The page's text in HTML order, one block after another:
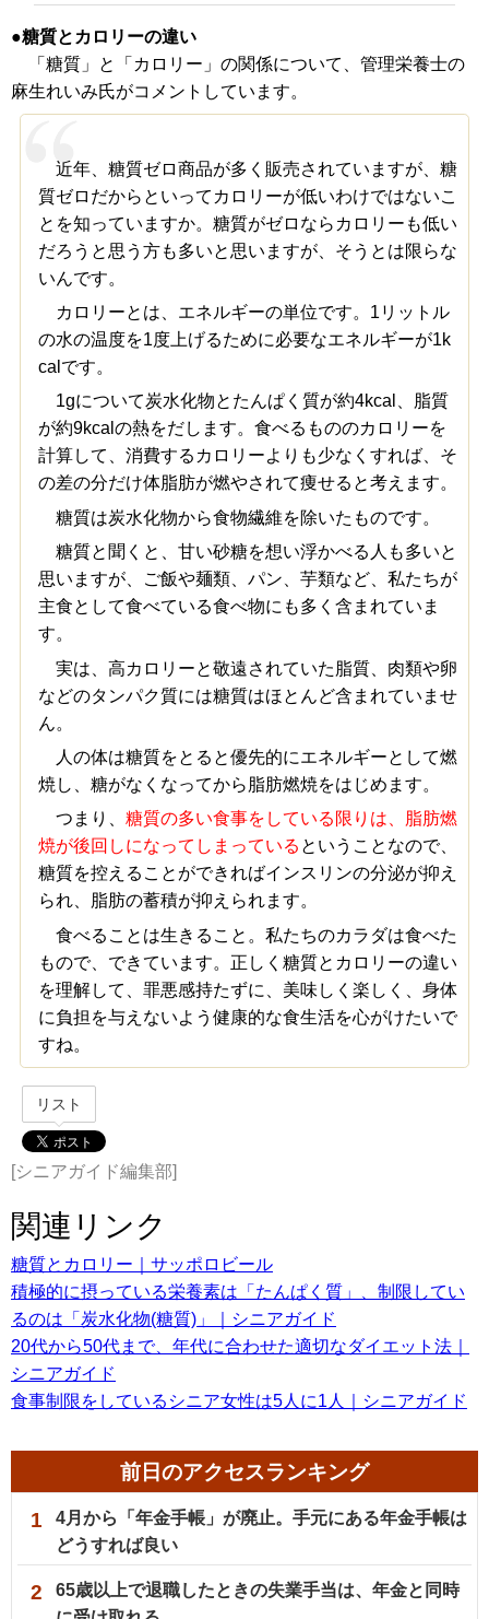
糖質とカロリーの違い
「糖質」と「カロリー」の関係について、管理栄養士の
麻生れいみ氏がコメントしています。
近年、糖質ゼロ商品が多く販売されていますが、糖
質ゼロだからといってカロリーが低いわけではないこ
とを知っていますか。糖質がゼロならカロリーも低い
だろうと思う方も多いと思いますが、そうとは限らな
いんです。
カロリーとは、エネルギーの単位です。1リットル
の水の温度を1度上げるために必要なエネルギーが1k
calです。
1gについて炭水化物とたんぱく質が約4kcal、脂質
が約9kcalの熱をだします。食べるもののカロリーを
計算して、消費するカロリーよりも少なくすれば、そ
の差の分だけ体脂肪が燃やされて痩せると考えます。
糖質は炭水化物から食物繊維を除いたものです。
糖質と聞くと、甘い砂糖を想い浮かべる人も多いと
思いますが、ご飯や麺類、パン、芋類など、私たちが
主食として食べている食べ物にも多く含まれていま
す。
実は、高カロリーと敬遠されていた脂質、肉類や卵
などのタンパク質には糖質はほとんど含まれていませ
ん。
人の体は糖質をとると優先的にエネルギーとして燃
焼し、糖がなくなってから脂肪燃焼をはじめます。
つまり、糖質の多い食事をしている限りは、脂肪燃
焼が後回しになってしまっている ということなので、
糖質を控えることができればインスリンの分泌が抑え
られ、脂肪の蓄積が抑えられます。
食べることは生きること。私たちのカラダは食べた
もので、できています。正しく糖質とカロリーの違い
を理解して、罪悪感持たずに、美味しく楽しく、身体
に負担を与えないよう健康的な食生活を心がけたいで
すね。
リスト
[シニアガイド編集部]
関連リンク
糖質とカロリー｜サッポロビール
積極的に摂っている栄養素は「たんぱく質」、制限してい
るのは「炭水化物(糖質)」｜シニアガイド
20代から50代まで、年代に合わせた適切なダイエット法｜
シニアガイド
食事制限をしているシニア女性は5人に1人｜シニアガイド
前日のアクセスランキング
1
4月から「年金手帳」が廃止。手元にある年金手帳は
どうすれば良い
2
65歳以上で退職したときの失業手当は、年金と同時